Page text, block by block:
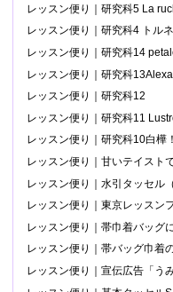
レッスン便り｜研究科5 La
レッスン便り｜研究科4 トル
レッスン便り｜研究科14
レッスン便り｜研究科
レッスン便り｜研究科12
レッスン便り｜研究科11
レッスン便り｜研究科10白樺！
レッスン便り｜甘いテイスト
レッスン便り｜水引タッセル
レッスン便り｜東京レッスン
レッスン便り｜帯巾着バッグ
レッスン便り｜帯バッグ巾着
レッスン便り｜宣伝広告「う